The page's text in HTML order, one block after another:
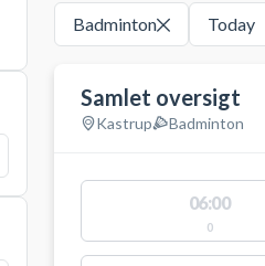
Badminton Today
Samlet oversigt
Kastrup Badminton
06:00
0